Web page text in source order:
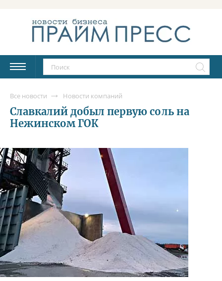
Все новости Новости компаний
Славкалий добыл первую соль на
Нежинском ГОК